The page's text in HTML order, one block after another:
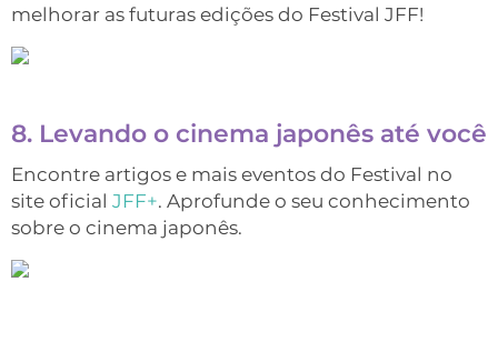
melhorar as futuras edições do Festival JFF!
8. Levando o cinema japonês até você
Encontre artigos e mais eventos do Festival no
site oficial JFF+. Aprofunde o seu conhecimento
sobre o cinema japonês.